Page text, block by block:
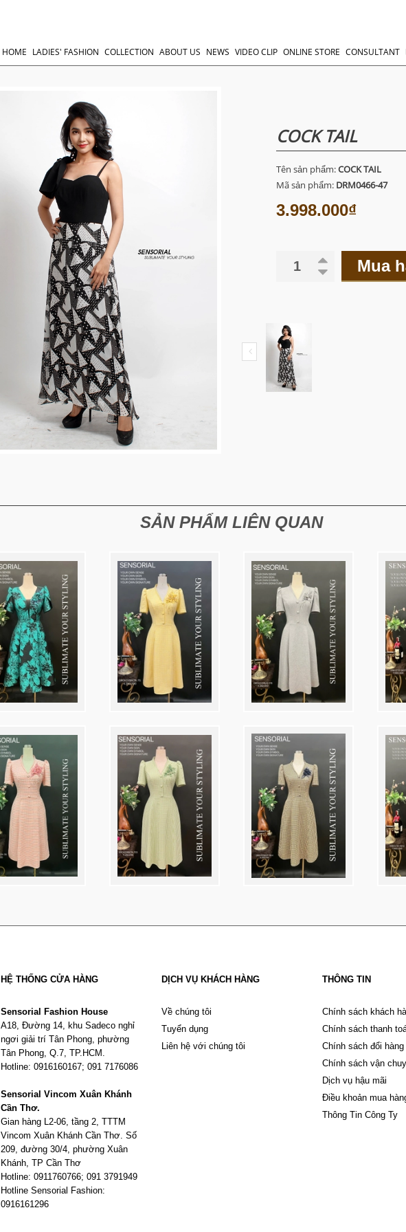
HOME LADIES' FASHION COLLECTION ABOUT US NEWS VIDEO CLIP ONLINE STORE CONSULTANT
COCK TAIL
Tên sản phẩm:COCK TAIL
Mã sản phẩm: DRM0466-47
3.998.000₫
Mua
SẢN PHẨM LIÊN QUAN
HỆ THỐNG CỬA HÀNG
Sensorial Fashion House
A18, Đường 14, khu Sadeco nghỉ
ngơi giải trí Tân Phong, phường
Tân Phong, Q.7, TP.HCM.
Hotline: 0916160167; 091 7176086
Sensorial Vincom Xuân Khánh
Cần Thơ.
Gian hàng L2-06, tầng 2, TTTM
Vincom Xuân Khánh Cần Thơ. Số
209, đường 30/4, phường Xuân
Khánh, TP Cần Thơ
Hotline: 0911760766; 091 3791949
Hotline Sensorial Fashion:
0916161296
DỊCH VỤ KHÁCH HÀNG
Về chúng tôi
Tuyển dụng
Liên hệ với chúng tôi
THÔNG TIN
Chính sách khách
Chính sách thanh
Chính sách đổi hàng
Chính sách vận
Dịch vụ hậu mãi
Điều khoản mua
Thông Tin Công Ty